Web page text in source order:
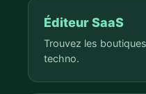
Éditeur SaaS
Trouvez les
techno.